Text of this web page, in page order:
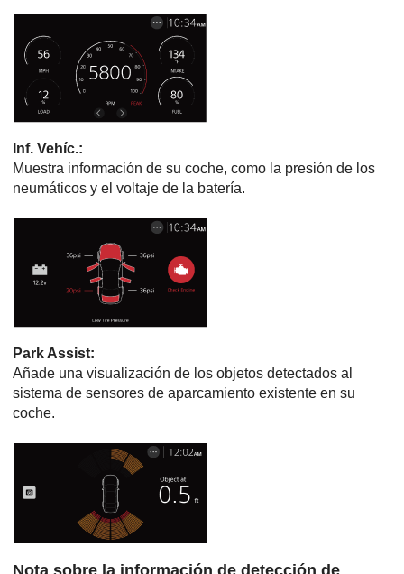
Inf. Vehíc.:
Muestra información de su coche, como la presión de los
neumáticos y el voltaje de la batería.
Park Assist:
Añade una visualización de los objetos detectados al
sistema de sensores de aparcamiento existente en su
coche.
Nota sobre la información de detección de